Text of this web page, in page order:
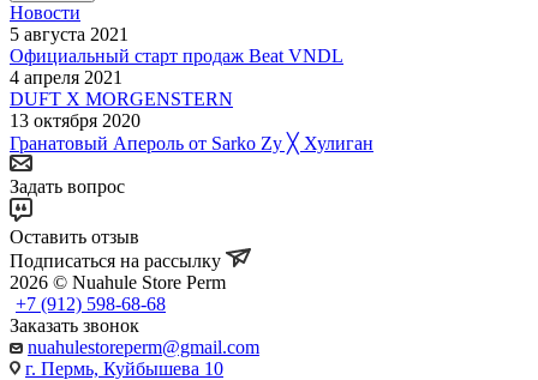
Новости
5 августа 2021
Официальный старт продаж Beat VNDL
4 апреля 2021
DUFT X MORGENSTERN
13 октября 2020
Гранатовый Апероль от Sarko Zy ╳ Хулиган
Задать вопрос
Оставить отзыв
Подписаться на рассылку
2026 © Nuahule Store Perm
+7 (912) 598-68-68
Заказать звонок
nuahulestoreperm@gmail.com
г. Пермь, Куйбышева 10